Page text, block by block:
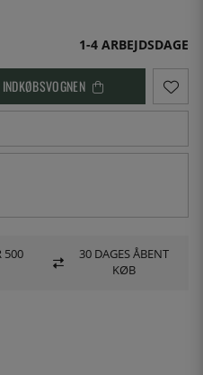
1-4 ARBEJDSDAGE
500
30 DAGES ÅBENT
KØB